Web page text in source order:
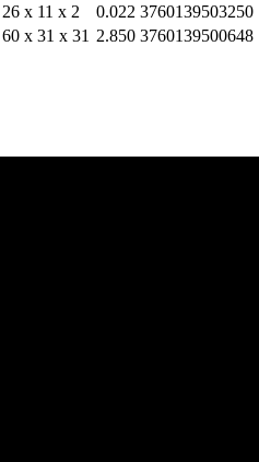
26 x 11 x 2 0.022 3760139503250
60 x 31 x 31 2.850 3760139500648